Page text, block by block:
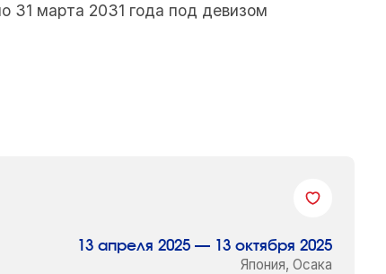
31 марта 2031 года под девизом
13 апреля 2025 — 13 октября 2025
Япония, Осака